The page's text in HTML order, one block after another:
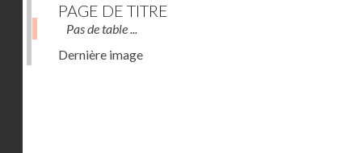
PAGE DE TITRE
Pas de table ...
Dernière image